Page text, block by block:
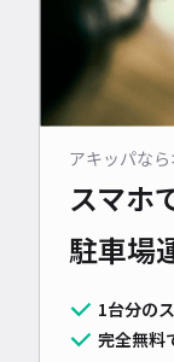
アキッパな
スマホ
駐車場
1台分の
完全無料